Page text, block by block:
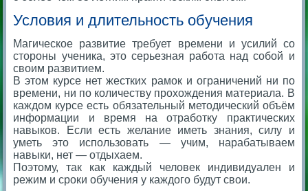
Условия и длительность обучения
Магическое развитие требует времени и усилий со
стороны ученика, это серьезная работа над собой и
своим развитием.
В этом курсе нет жестких рамок и ограничений ни по
времени, ни по количеству прохождения материала. В
каждом курсе есть обязательный методический объём
информации и время на отработку практических
навыков. Если есть желание иметь знания, силу и
уметь это использовать — учим, нарабатываем
навыки, нет — отдыхаем.
Поэтому, так как каждый человек индивидуален и
режим и сроки обучения у каждого будут свои.